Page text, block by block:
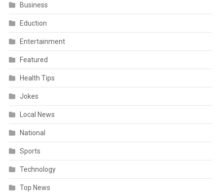
Business
Eduction
Entertainment
Featured
Health Tips
Jokes
Local News
National
Sports
Technology
Top News